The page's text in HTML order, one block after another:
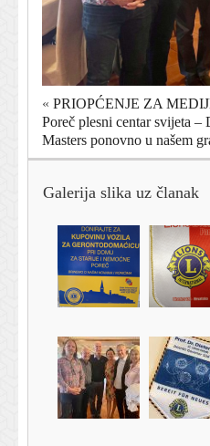
« PRIOPĆENJE ZA
Poreč plesni centar svijeta –
Masters ponovno u našem
Galerija slika uz članak